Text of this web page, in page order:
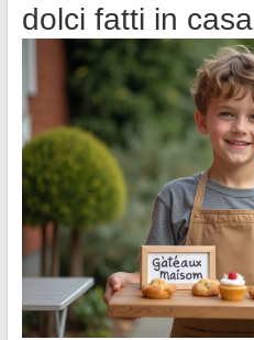
dolci fatti in casa